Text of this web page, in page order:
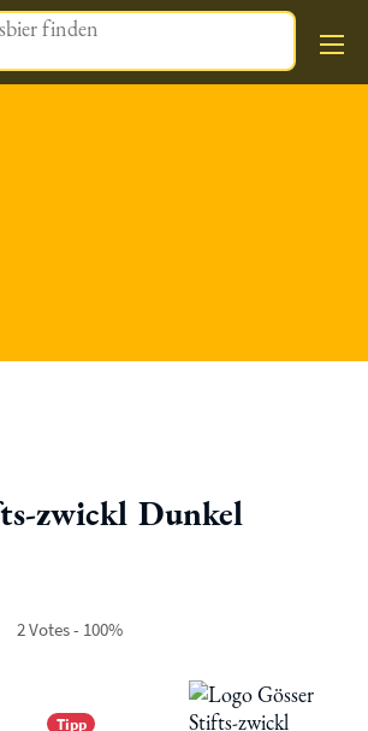
Magazin
zwickl Dunkel
2 Votes - 100%
Tipp